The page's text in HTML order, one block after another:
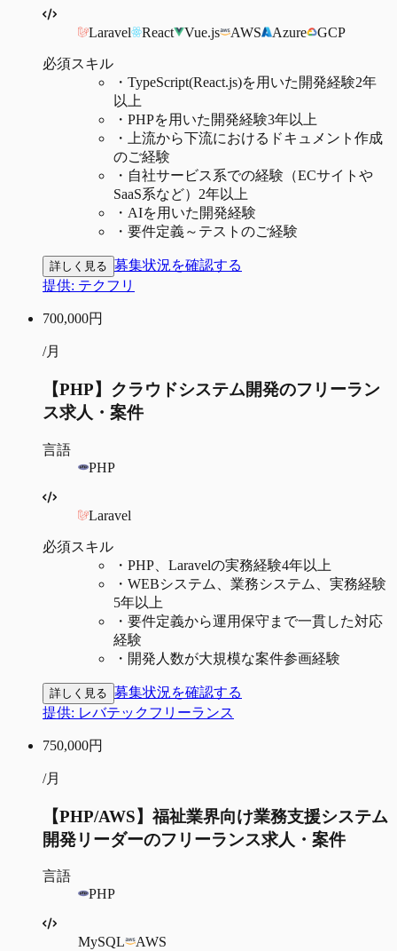
Laravel React Vue.js AWS Azure GCP
必須スキル
・ TypeScript(React.js)を用いた開発経験2年
以上
・ PHPを用いた開発経験3年以上
・ 上流から下流におけるドキュメント作成
のご経験
・ 自社サービス系での経験（ECサイトや
SaaS系など）2年以上
・ AIを用いた開発経験
・ 要件定義～テストのご経験
詳しく見る 募集状況を確認する
提供: テクフリ
700,000円
/月
【PHP】クラウドシステム開発のフリーラン
ス求人・案件
言語
PHP
Laravel
必須スキル
・ PHP、Laravelの実務経験4年以上
・ WEBシステム、業務システム、実務経験
5年以上
・ 要件定義から運用保守まで一貫した対応
経験
・ 開発人数が大規模な案件参画経験
詳しく見る 募集状況を確認する
提供: レバテックフリーランス
750,000円
/月
【PHP/AWS】福祉業界向け業務支援システム
開発リーダーのフリーランス求人・案件
言語
PHP
MySQL AWS